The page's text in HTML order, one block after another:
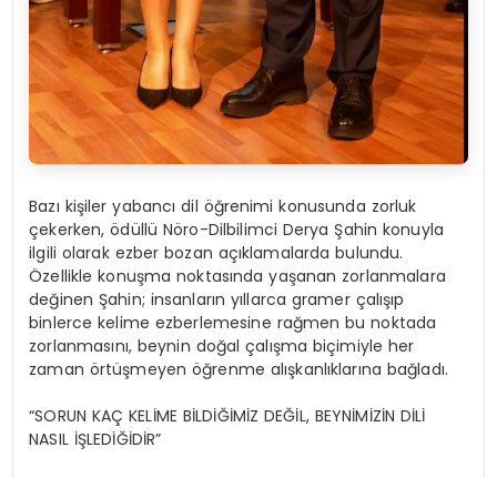
Bazı kişiler yabancı dil öğrenimi konusunda zorluk
çekerken, ödüllü Nöro-Dilbilimci Derya Şahin konuyla
ilgili olarak ezber bozan açıklamalarda bulundu.
Özellikle konuşma noktasında yaşanan zorlanmalara
değinen Şahin; insanların yıllarca gramer çalışıp
binlerce kelime ezberlemesine rağmen bu noktada
zorlanmasını, beynin doğal çalışma biçimiyle her
zaman örtüşmeyen öğrenme alışkanlıklarına bağladı.
“SORUN KAÇ KELİME BİLDİĞİMİZ DEĞİL, BEYNİMİZİN DİLİ
NASIL İŞLEDİĞİDİR”